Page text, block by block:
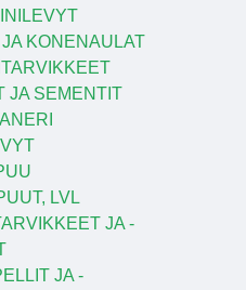
KONENAULAT
JA SEMENTIT
LVL
JA -
JA -